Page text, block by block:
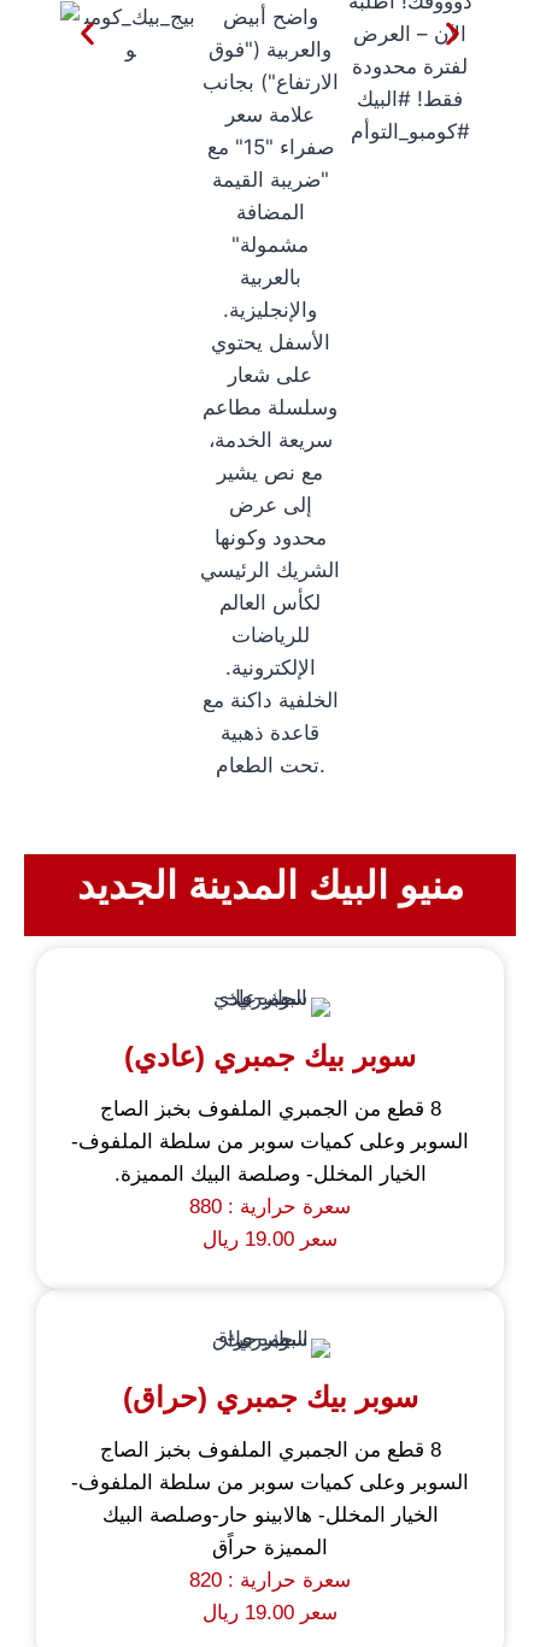
منيو البيك المدينة الجديد
سوبر بیك جمبري (عادي)
8 قطع من الجمبري الملفوف بخبز الصاج
السوبر وعلى كميات سوبر من سلطة الملفوف-
الخيار المخلل- وصلصة البيك المميزة.
سعرة حرارية : 880
سعر 19.00 ريال
سوبر بیك جمبري (حراق)
8 قطع من الجمبري الملفوف بخبز الصاج
السوبر وعلى كميات سوبر من سلطة الملفوف-
الخيار المخلل- هالابينو حار-وصلصة البيك
المميزة حراًق
سعرة حرارية : 820
سعر 19.00 ريال